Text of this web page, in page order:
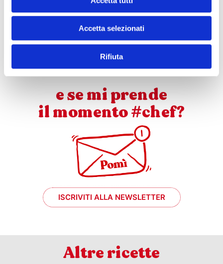
Accetta selezionati
Rifiuta
SCARICA QUESTA RICETTA!
e se mi prende
il momento #chef?
ISCRIVITI ALLA NEWSLETTER
Altre ricette